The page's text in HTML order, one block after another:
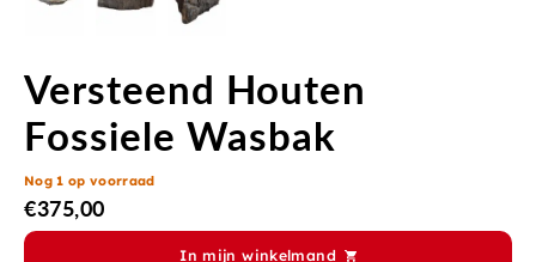
Versteend Houten
Fossiele Wasbak
Nog 1 op voorraad
€375,00
In mijn winkelmand